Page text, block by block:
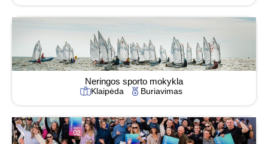
Neringos sporto mokykla
Klaipėda Buriavimas